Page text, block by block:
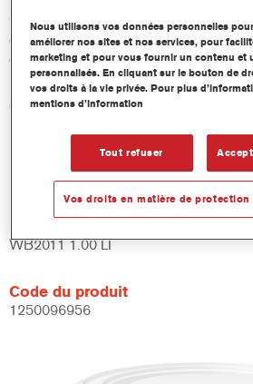
Cromax Pro Liant Base Mate I LH
être utilisé avec la Base Mate Cromax
de faible humidité.
Caractéristiques du produit
Product Variant
WB2011 1.00 LI
Code du produit
1250096956
Nous utilisons vos données personnelles
améliorer nos sites et nos services, pour
marketing et pour vous fournir un contenu et
personnalisés. En cliquant sur le bouton de
vos droits à la vie privée. Pour plus
mentions d’information
Tout refuser
Vos droits en matière de protection